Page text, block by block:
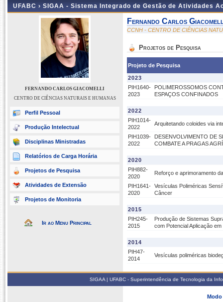
UFABC › SIGAA - Sistema Integrado de Gestão de Atividades
FERNANDO CARLOS GIACOMELLI
CENTRO DE CIÊNCIAS NATURAIS E HUMANAS
Perfil Pessoal
Produção Intelectual
Disciplinas Ministradas
Relatórios de Carga Horária
Projetos de Pesquisa
Atividades de Extensão
Projetos de Monitoria
Ir ao Menu Principal
Fernando Carlos
CCNH - CENTRO DE CIÊNCIAS
Projetos de Pesquisa
Projeto de Pesquisa
2023
PIH1640-
2023
POLIMEROSSOMOS
ESPAÇOS CONFINADOS
2022
PIH1014-
2022
Arquitetando coloides via
PIH1039-
2022
DESENVOLVIMENTO DE
COMBATE A PRAGAS
2020
PIH882-
2020
Reforço e aprimoramento
PIH1641-
2020
Vesículas Poliméricas
Câncer
2015
PIH245-
2015
Produção de Sistemas
com Potencial Aplicação
2014
PIH47-
2014
Vesículas poliméricas
SIGAA | UFABC - Superintendência de Tecnologia da
Modo